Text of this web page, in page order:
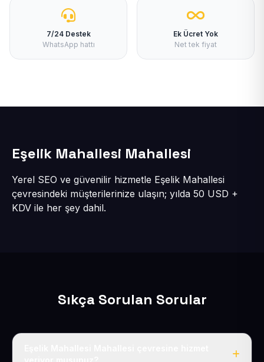
7/24 Destek
WhatsApp hattı
Ek Ücret Yok
Net tek fiyat
Eşelik Mahallesi Mahallesi
Yerel SEO ve güvenilir hizmetle Eşelik Mahallesi
çevresindeki müşterilerinize ulaşın; yılda 50 USD +
KDV ile her şey dahil.
Sıkça Sorulan Sorular